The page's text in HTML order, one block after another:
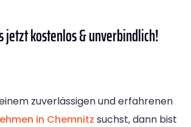
jetzt kostenlos & unverbindlich!
zuverlässigen und erfahrenen
in Chemnitz suchst, dann bist